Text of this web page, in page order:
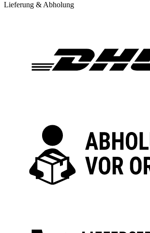
Lieferung & Abholung